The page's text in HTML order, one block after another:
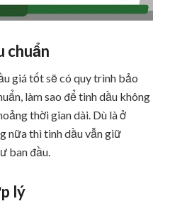
chuẩn
giá tốt sẽ có quy trình bảo
làm sao để tinh dầu không
thời gian dài. Dù là ở
nữa thì tinh dầu vẫn giữ
ban đầu.
lý